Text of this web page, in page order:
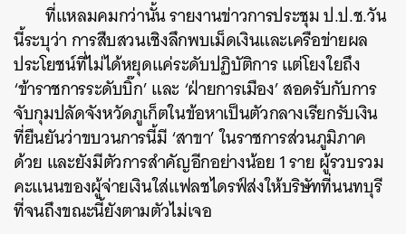
ที่แหลมคมกว่านั้น รายงานข่าวการประชุม ป.ป.ช.วัน
นี้ระบุว่า การสืบสวนเชิงลึกพบเม็ดเงินและเครือข่ายผล
ประโยชน์ที่ไม่ได้หยุดแค่ระดับปฏิบัติการ แต่โยงใยถึง
‘ข้าราชการระดับบิ๊ก’ และ ‘ฝ่ายการเมือง’ สอดรับกับการ
จับกุมปลัดจังหวัดภูเก็ตในข้อหาเป็นตัวกลางเรียกรับเงิน
ที่ยืนยันว่าขบวนการนี้มี ‘สาขา’ ในราชการส่วนภูมิภาค
ด้วย และยังมีตัวการสำคัญอีกอย่างน้อย 1 ราย ผู้รวบรวม
คะแนนของผู้จ่ายเงินใส่แฟลชไดรฟ์ส่งให้บริษัทที่นนทบุรี
ที่จนถึงขณะนี้ยังตามตัวไม่เจอ